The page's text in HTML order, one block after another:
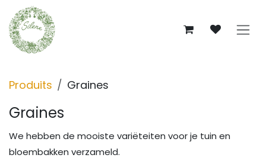
Se rendre au contenu
Produits Graines
Graines
We hebben de mooiste variëteiten voor je tuin en
bloembakken verzameld.